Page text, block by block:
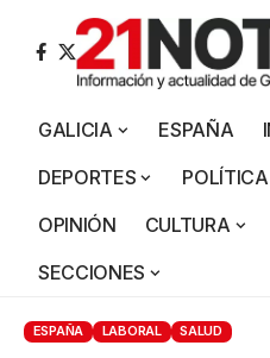
GALICIA ESPAÑA
DEPORTES
POLÍTICA
OPINIÓN
CULTURA
SECCIONES
ESPAÑA LABORAL SALUD